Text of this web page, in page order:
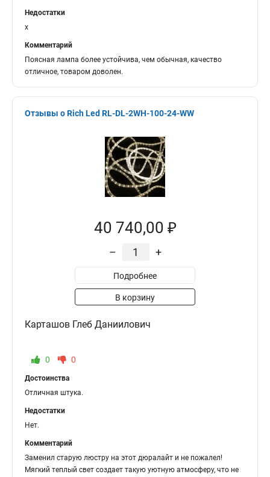
Недостатки
x
Комментарий
Поясная лампа более устойчива, чем обычная, качество
отличное, товаром доволен.
Отзывы о Rich Led RL-DL-2WH-100-24-WW
40 740,00 ₽
– +
Подробнее
В корзину
Карташов Глеб Даниилович
0 0
Достоинства
Отличная штука.
Недостатки
Нет.
Комментарий
Заменил старую люстру на этот дюралайт и не пожалел!
Мягкий теплый свет создает такую уютную атмосферу, что не